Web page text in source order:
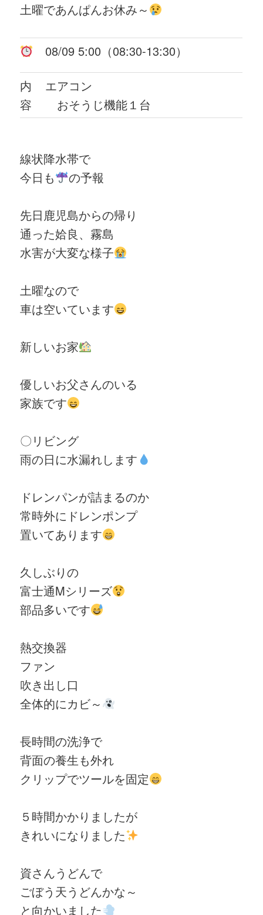
土曜であんぱんお休み～
08/09 5:00（08:30-13:30）
内
容
エアコン
おそうじ機能１台
線状降水帯で
今日も
の予報
先日鹿児島からの帰り
通った姶良、霧島
水害が大変な様子
土曜なので
車は空いています
新しいお家
優しいお父さんのいる
家族です
〇リビング
雨の日に水漏れします
ドレンパンが詰まるのか
常時外にドレンポンプ
置いてあります
久しぶりの
富士通Mシリーズ
部品多いです
熱交換器
ファン
吹き出し口
全体的にカビ～
長時間の洗浄で
背面の養生も外れ
クリップでツールを固定
５時間かかりましたが
きれいになりました
資さんうどんで
ごぼう天うどんかな～
と向かいました